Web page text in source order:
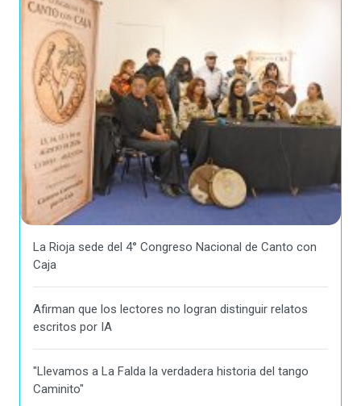
La Rioja sede del 4° Congreso Nacional de Canto con
Caja
Afirman que los lectores no logran distinguir relatos
escritos por IA
"Llevamos a La Falda la verdadera historia del tango
Caminito"